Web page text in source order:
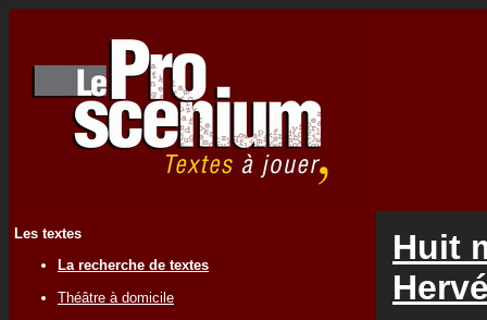
Les textes
La recherche de textes
Théâtre à domicile
Huit